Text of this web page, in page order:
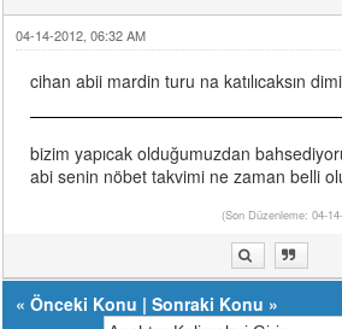
04-14-2012, 06:32 AM
cihan abii mardin turu na katılıcaksın
bizim yapıcak olduğumuzdan
abi senin nöbet takvimi ne zaman belli
(Son Düzenleme: 04-
«Önceki Konu |Sonraki Konu »